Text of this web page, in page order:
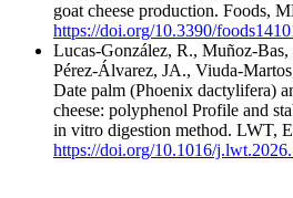
goat cheese production. Foods,
https://doi.org/10.3390/
Lucas-González, R., Muñoz-
Pérez-Álvarez, JA., Viuda-
Date palm (Phoenix dactylifera)
cheese: polyphenol Profile and
in vitro digestion method. LWT,
https://doi.org/10.1016/